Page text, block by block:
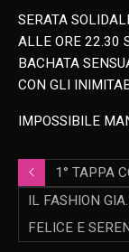
SERATA
ALLE ORE 22.30
BACHATA
CON GLI
IMPOSSIBILE
1° TAPPA
IL FASHION
FELICE E